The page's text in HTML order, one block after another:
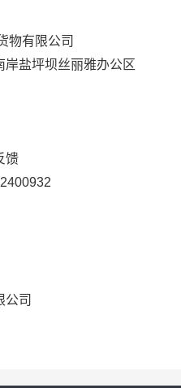
物有限公司
岸盐坪坝丝丽雅办公区
馈
公司